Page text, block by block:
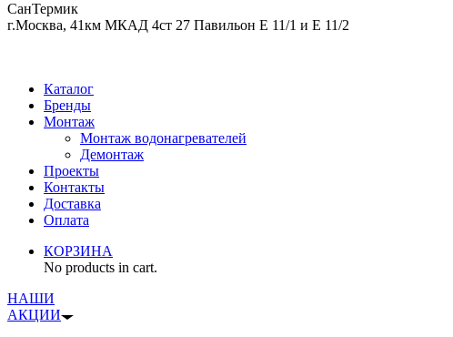
СанТермик
г.Москва, 41км МКАД 4ст 27 Павильон Е 11/1 и Е 11/2
Каталог
Бренды
Монтаж
Монтаж водонагревателей
Демонтаж
Проекты
Контакты
Доставка
Оплата
КОРЗИНА
No products in cart.
НАШИ
АКЦИИ